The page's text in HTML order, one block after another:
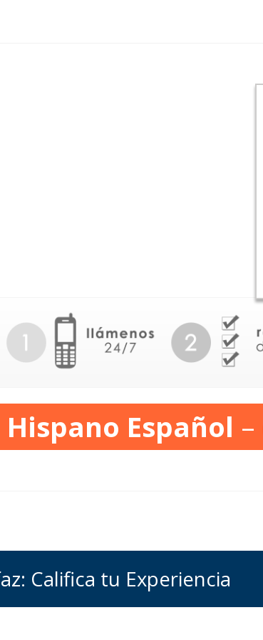
Español –
Califica tu Experiencia